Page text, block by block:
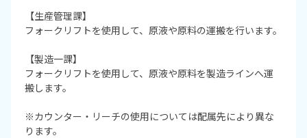
【生産管理課】
フォークリフトを使用して、原液や原料の運搬を行います。
【製造一課】
フォークリフトを使用して、原液や原料を製造ラインへ運
搬します。
※カウンター・リーチの使用については配属先により異な
ります。